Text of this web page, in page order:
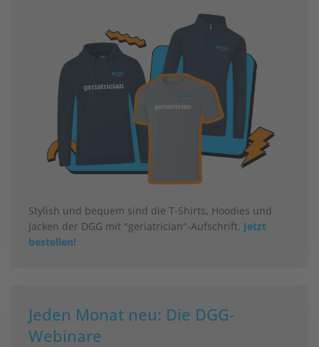
Stylish und bequem sind die T-Shirts, Hoodies und
Jacken der DGG mit "geriatrician"-Aufschrift. Jetzt
bestellen!
Jeden Monat neu: Die DGG-
Webinare